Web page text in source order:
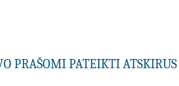
PRAŠOMI PATEIKTI